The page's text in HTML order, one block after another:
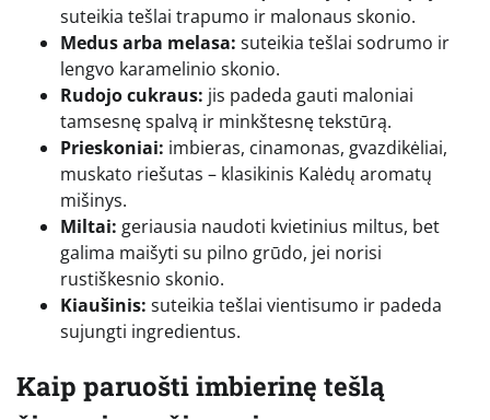
suteikia tešlai trapumo ir malonaus skonio.
Medus arba melasa: suteikia tešlai sodrumo ir
lengvo karamelinio skonio.
Rudojo cukraus: jis padeda gauti maloniai
tamsesnę spalvą ir minkštesnę tekstūrą.
Prieskoniai: imbieras, cinamonas, gvazdikėliai,
muskato riešutas – klasikinis Kalėdų aromatų
mišinys.
Miltai: geriausia naudoti kvietinius miltus, bet
galima maišyti su pilno grūdo, jei norisi
rustiškesnio skonio.
Kiaušinis: suteikia tešlai vientisumo ir padeda
sujungti ingredientus.
Kaip paruošti imbierinę tešlą